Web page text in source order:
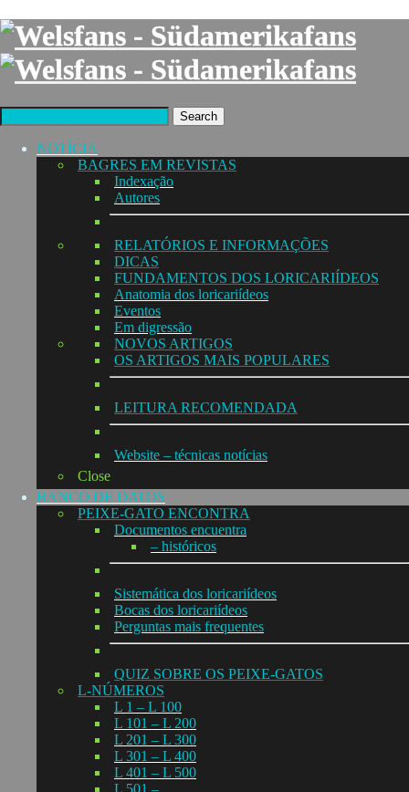
Search
NOTÍCIA
BAGRES EM REVISTAS
Indexação
Autores
RELATÓRIOS E INFORMAÇÕES
DICAS
FUNDAMENTOS DOS LORICARIÍDEOS
Anatomia dos loricariídeos
Eventos
Em digressão
NOVOS ARTIGOS
OS ARTIGOS MAIS POPULARES
LEITURA RECOMENDADA
Website – técnicas notícias
Close
BANCO DE DATOS
PEIXE-GATO ENCONTRA
Documentos encuentra
– históricos
Sistemática dos loricariídeos
Bocas dos loricariídeos
Perguntas mais frequentes
QUIZ SOBRE OS PEIXE-GATOS
L-NÚMEROS
L 1 – L 100
L 101 – L 200
L 201 – L 300
L 301 – L 400
L 401 – L 500
L 501 –